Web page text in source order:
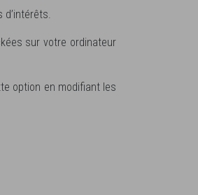
sur votre ordinateur
option en modifiant les